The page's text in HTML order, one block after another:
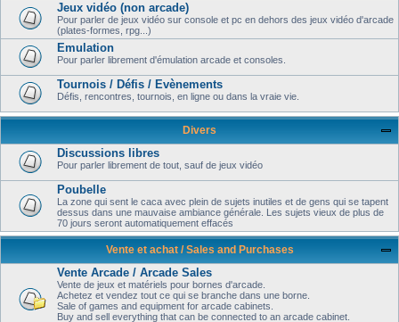
Jeux vidéo (non arcade)
Pour parler de jeux vidéo sur console et pc en dehors des jeux vidéo d'arcade
(plates-formes, rpg...)
Emulation
Pour parler librement d'émulation arcade et consoles.
Tournois / Défis / Evènements
Défis, rencontres, tournois, en ligne ou dans la vraie vie.
Divers
Discussions libres
Pour parler librement de tout, sauf de jeux vidéo
Poubelle
La zone qui sent le caca avec plein de sujets inutiles et de gens qui se tapent
dessus dans une mauvaise ambiance générale. Les sujets vieux de plus de
70 jours seront automatiquement effacés
Vente et achat / Sales and Purchases
Vente Arcade / Arcade Sales
Vente de jeux et matériels pour bornes d'arcade.
Achetez et vendez tout ce qui se branche dans une borne.
Sale of games and equipment for arcade cabinets.
Buy and sell everything that can be connected to an arcade cabinet.